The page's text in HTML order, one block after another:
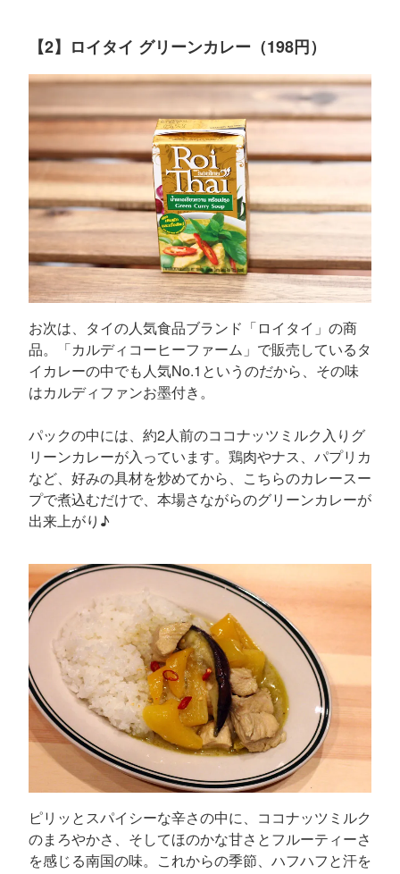
【2】ロイタイ グリーンカレー（198円）
お次は、タイの人気食品ブランド「ロイタイ」の商
品。「カルディコーヒーファーム」で販売しているタ
イカレーの中でも人気No.1というのだから、その味
はカルディファンお墨付き。
パックの中には、約2人前のココナッツミルク入りグ
リーンカレーが入っています。鶏肉やナス、パプリカ
など、好みの具材を炒めてから、こちらのカレースー
プで煮込むだけで、本場さながらのグリーンカレーが
出来上がり♪
ピリッとスパイシーな辛さの中に、ココナッツミルク
のまろやかさ、そしてほのかな甘さとフルーティーさ
を感じる南国の味。これからの季節、ハフハフと汗を